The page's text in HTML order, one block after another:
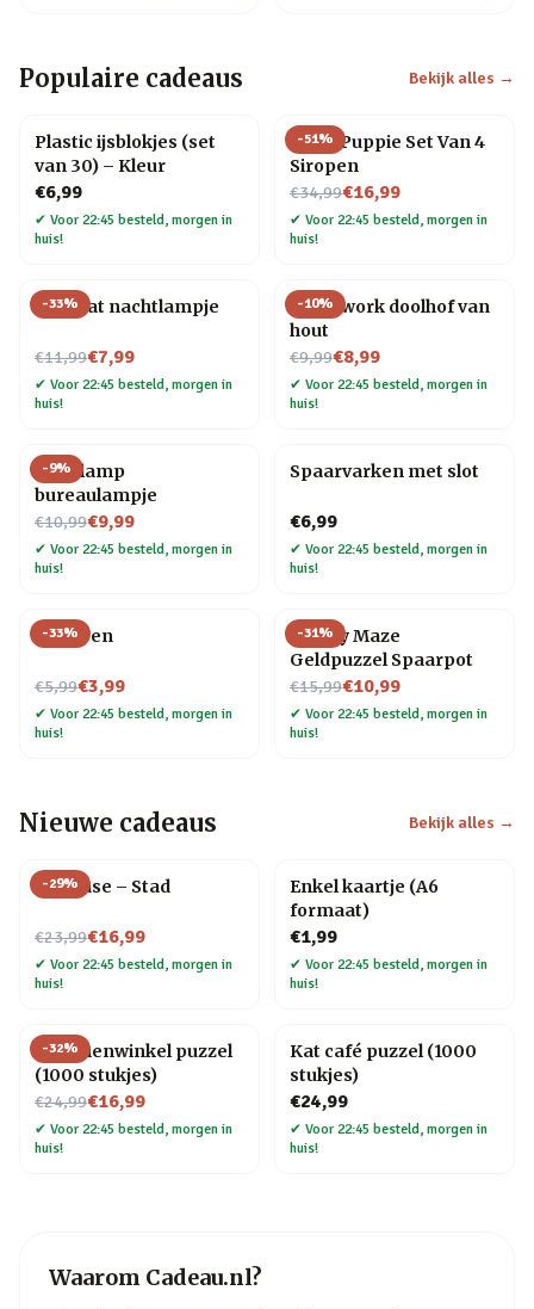
Populaire cadeaus Bekijk alles →
Plastic ijsblokjes (set
van 30) – Kleur
€6,99
✔ Voor 22:45 besteld, morgen in
huis!
-51%
Slush Puppie Set Van 4
Siropen
€34,99
Nu voor€16,99
✔ Voor 22:45 besteld, morgen in
huis!
-33%
Mini kat nachtlampje
€11,99
Nu voor€7,99
✔ Voor 22:45 besteld, morgen in
huis!
-10%
Teamwork doolhof van
hout
€9,99
Nu voor€8,99
✔ Voor 22:45 besteld, morgen in
huis!
-9%
Gloeilamp
bureaulampje
€10,99
Nu voor€9,99
✔ Voor 22:45 besteld, morgen in
huis!
Spaarvarken met slot
€6,99
✔ Voor 22:45 besteld, morgen in
huis!
-33%
Veer pen
€5,99
Nu voor€3,99
✔ Voor 22:45 besteld, morgen in
huis!
-31%
Money Maze
Geldpuzzel Spaarpot
€15,99
Nu voor€10,99
✔ Voor 22:45 besteld, morgen in
huis!
Nieuwe cadeaus Bekijk alles →
-29%
Flip Vase – Stad
€23,99
Nu voor€16,99
✔ Voor 22:45 besteld, morgen in
huis!
Enkel kaartje (A6
formaat)
€1,99
✔ Voor 22:45 besteld, morgen in
huis!
-32%
Bloemenwinkel puzzel
(1000 stukjes)
€24,99
Nu voor€16,99
✔ Voor 22:45 besteld, morgen in
huis!
Kat café puzzel (1000
stukjes)
€24,99
✔ Voor 22:45 besteld, morgen in
huis!
Waarom Cadeau.nl?